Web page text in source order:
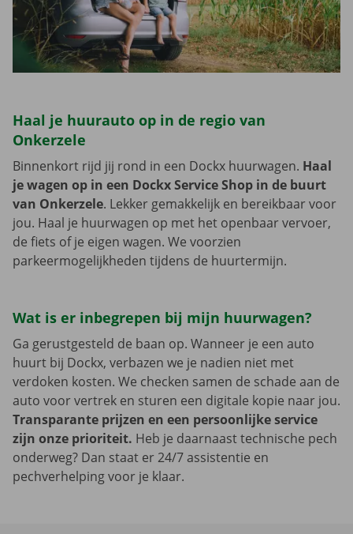
Haal je huurauto op in de regio van
Onkerzele
Binnenkort rijd jij rond in een Dockx huurwagen. Haal
je wagen op in een Dockx Service Shop in de buurt
van Onkerzele. Lekker gemakkelijk en bereikbaar voor
jou. Haal je huurwagen op met het openbaar vervoer,
de fiets of je eigen wagen. We voorzien
parkeermogelijkheden tijdens de huurtermijn.
Wat is er inbegrepen bij mijn huurwagen?
Ga gerustgesteld de baan op. Wanneer je een auto
huurt bij Dockx, verbazen we je nadien niet met
verdoken kosten. We checken samen de schade aan de
auto voor vertrek en sturen een digitale kopie naar jou.
Transparante prijzen en een persoonlijke service
zijn onze prioriteit. Heb je daarnaast technische pech
onderweg? Dan staat er 24/7 assistentie en
pechverhelping voor je klaar.